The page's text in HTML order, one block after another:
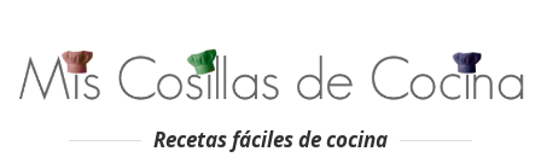
Recetas fáciles de cocina